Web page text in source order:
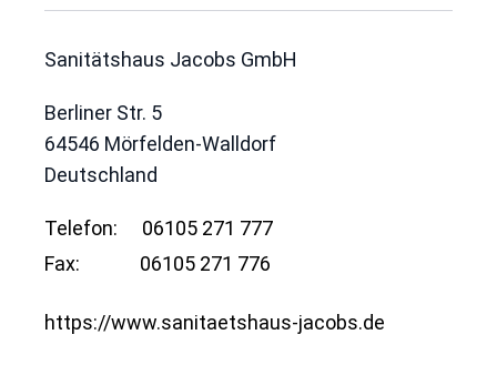
Sanitätshaus Jacobs GmbH
Berliner Str. 5
64546 Mörfelden-Walldorf
Deutschland
Telefon:
06105 271 777
Fax:
06105 271 776
https://www.sanitaetshaus-jacobs.de